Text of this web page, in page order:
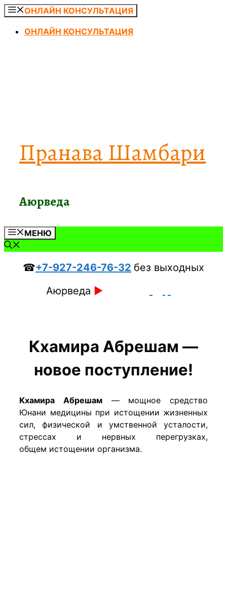
Перейти
содержимому
ОНЛАЙН КОНСУЛЬТАЦИЯ
ОНЛАЙН КОНСУЛЬТАЦИЯ
Пранава Шамбари
Аюрведа
МЕНЮ
☎+7-927-246-76-32 без выходных
Аюрведа ►
Кхамира Абрешам —
новое поступление!
Кхамира Абрешам— мощное средство
Юнани медицины при истощении жизненных
сил, физической и умственной усталости,
стрессах и нервных перегрузках,
общем истощении организма.